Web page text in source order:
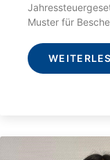
Muster für